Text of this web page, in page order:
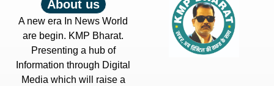
About us
A new era In News World
are begin. KMP Bharat.
Presenting a hub of
Information through Digital
Media which will raise a